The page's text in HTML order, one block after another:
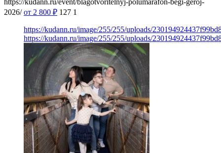
https://kudann.ru/event/blagotvoritelnyj-polumarafon-begi-geroj-
2026/ от 2 800 ₽ 127 1
https://kudann.ru/image/255/255/uploads/
https://kudann.ru/image/255/255/uploads/